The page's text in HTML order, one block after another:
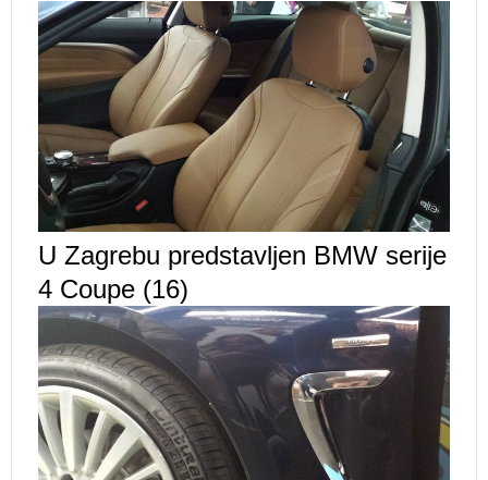
U Zagrebu predstavljen BMW serije
4 Coupe (16)